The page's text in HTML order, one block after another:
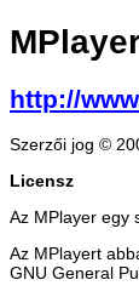
http://
Szerzői jog ©
Licensz
Az MPlayer egy
Az MPlayert
GNU General